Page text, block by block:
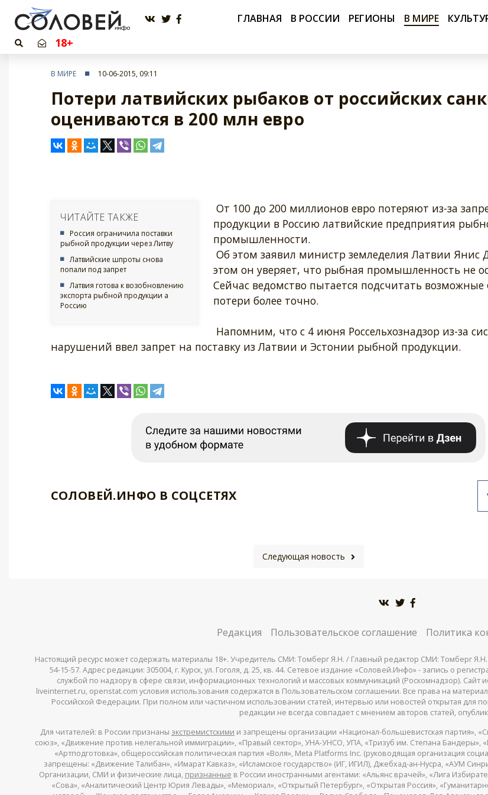
ГЛАВНАЯ В РОССИИ РЕГИОНЫ В МИРЕ
18+
В МИРЕ 10-06-2015, 09:11
Потери латвийских рыбаков от российских
оцениваются в 200 млн евро
ЧИТАЙТЕ ТАКЖЕ
Россия ограничила поставки
рыбной продукции через Литву
Латвийские шпроты снова
попали под запрет
Латвия готова к возобновлению
экспорта рыбной продукции а
Россию
От 100 до 200 миллионов евро потеряют из-за
продукции в Россию латвийские предприятия
промышленности.
Об этом заявил министр земледелия Латвии Янис
этом он уверяет, что рыбная промышленность не
Сейчас ведомство пытается подсчитать
потери более точно.
Напомним, что с 4 июня Россельхознадзор из-за
нарушений ввел запрет на поставку из Латвии и Эстонии рыбной продукции.
СОЛОВЕЙ.ИНФО В СОЦСЕТЯХ
Следующая новость
Редакция Пользовательское соглашение Политика
Настоящий ресурс может содержать материалы 18+. Учредитель СМИ: Томберг Я.Н. / Главный редактор СМИ: Томберг
54-15-57. Адрес редакции: 305004, г. Курск, ул. Гоголя, д. 25, кв. 44. Сетевое издание «Соловей.Инфо» - запись о
службой по надзору в сфере связи, информационных технологий и массовых коммуникаций (Роскомнадзор). Сайт
liveinternet.ru, openstat.com условия использования содержатся в Пользовательском соглашении. Все права на
Российской Федерации. При полном или частичном использовании статей, интервью или новостей открытая для
редакции не всегда совпадает с мнением авторов статей,
Для читателей: в России признаны экстремистскими и запрещены организации «Национал-большевистская партия»,
союз», «Движение против нелегальной иммиграции», «Правый сектор», УНА-УНСО, УПА, «Тризуб им. Степана Бандеры»,
«Артподготовка», общероссийская политическая партия «Воля», Meta Platforms Inc. (руководящая организация
запрещены: «Движение Талибан», «Имарат Кавказ», «Исламское государство» (ИГ, ИГИЛ), Джебхад-ан-Нусра, «АУМ
Организации, СМИ и физические лица, признанные в России иностранными агентами: «Альянс врачей», «Лига
«Сова», «Аналитический Центр Юрия Левады», «Мемориал», «Открытый Петербург», «Открытая Россия»,